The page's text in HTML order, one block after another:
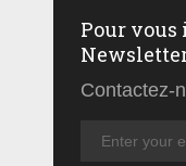
Pour
Contactez-